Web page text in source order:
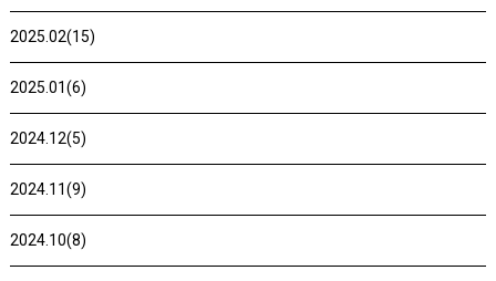
2025.02(15)
2025.01(6)
2024.12(5)
2024.11(9)
2024.10(8)